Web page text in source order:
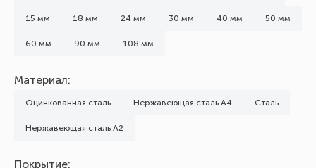
15 мм 18 мм 24 мм 30 мм 40 мм 50 мм
60 мм 90 мм 108 мм
Материал:
Оцинкованная сталь Нержавеющая сталь А4 Сталь
Нержавеющая сталь А2
Покрытие: